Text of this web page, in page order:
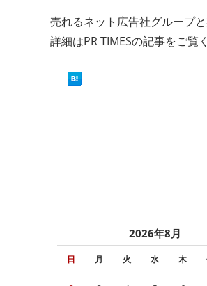
売れるネット広告社グループ
詳細はPR TIMESの記事をご覧
2026年8月
日 月 火 水 木